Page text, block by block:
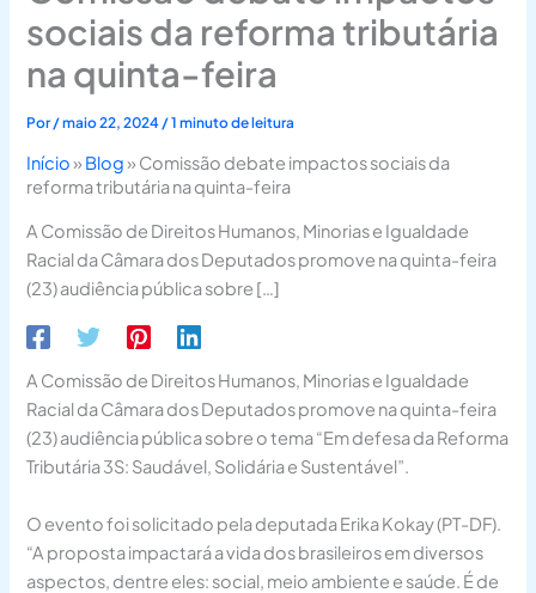
sociais da reforma tributária
na quinta-feira
Por/maio 22, 2024 /1 minuto de leitura
Início» Blog» Comissão debate impactos sociais da
reforma tributária na quinta-feira
A Comissão de Direitos Humanos, Minorias e Igualdade
Racial da Câmara dos Deputados promove na quinta-feira
(23) audiência pública sobre […]
A Comissão de Direitos Humanos, Minorias e Igualdade
Racial da Câmara dos Deputados promove na quinta-feira
(23) audiência pública sobre o tema “Em defesa da Reforma
Tributária 3S: Saudável, Solidária e Sustentável”.
O evento foi solicitado pela deputada Erika Kokay (PT-DF).
“A proposta impactará a vida dos brasileiros em diversos
aspectos, dentre eles: social, meio ambiente e saúde. É de